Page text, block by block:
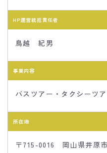
HP運営統括責任者
鳥越 紀男
事業内容
バスツアー・タクシーツ
所在地
〒715-0016 岡山県井原